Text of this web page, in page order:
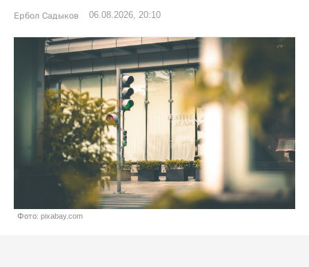
Ербол Садыков 06.08.2026, 20:10
Фото: pixabay.com